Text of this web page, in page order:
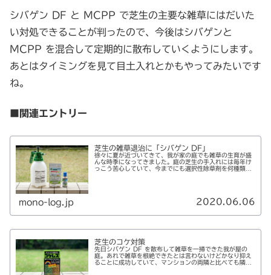
シバゲン DF と MCPP で芝生の主要な雑草にはだいた
い対処できることが判ったので、今後はシバゲンと
MCPP を混合して定期的に散布していくようにします。
あとはタイミングを見て目土入れとかもやってみたいです
ね。
■関連エントリー
芝生の雑草退治に「シバゲン DF」
徐々に夏が近づいてきて、我が家の庭でも雑草の生育が盛
んな時季になってきました。庭の芝生の手入れには毎年け
っこう苦心していて、今までにも選択性除草剤を何種類か
mono-log.jp 2020.06.06
芝生のコケ対策
先日シバゲン DF を散布して雑草を一掃できた我が屋の
庭。あれで雑草を根絶できたとは言わないけどかなり抑え
ることに成功していて、マンションの両隣と比べても隣の